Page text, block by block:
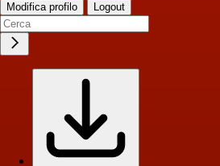
Modifica profilo Logout